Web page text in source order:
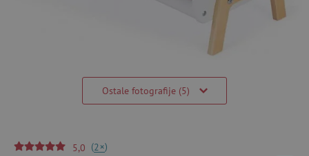
Ostale fotografije (5)
5,0 (2+)